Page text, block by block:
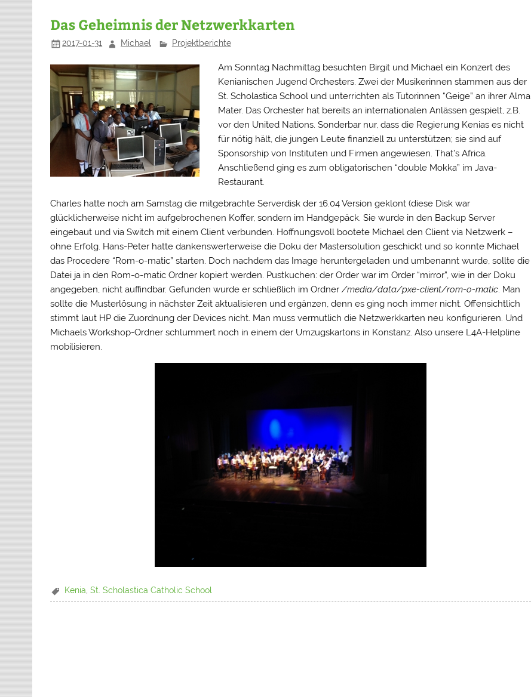
Das Geheimnis der Netzwerkkarten
2017-01-31 Michael Projektberichte
Am Sonntag Nachmittag besuchten Birgit und Michael ein Konzert des
Kenianischen Jugend Orchesters. Zwei der Musikerinnen stammen aus der
St. Scholastica School und unterrichten als Tutorinnen “Geige” an ihrer Alma
Mater. Das Orchester hat bereits an internationalen Anlässen gespielt, z.B.
vor den United Nations. Sonderbar nur, dass die Regierung Kenias es nicht
für nötig hält, die jungen Leute finanziell zu unterstützen; sie sind auf
Sponsorship von Instituten und Firmen angewiesen. That’s Africa.
Anschließend ging es zum obligatorischen “double Mokka” im Java-
Restaurant.
Charles hatte noch am Samstag die mitgebrachte Serverdisk der 16.04 Version geklont (diese Disk war
glücklicherweise nicht im aufgebrochenen Koffer, sondern im Handgepäck. Sie wurde in den Backup Server
eingebaut und via Switch mit einem Client verbunden. Hoffnungsvoll bootete Michael den Client via Netzwerk –
ohne Erfolg. Hans-Peter hatte dankenswerterweise die Doku der Mastersolution geschickt und so konnte Michael
das Procedere “Rom-o-matic” starten. Doch nachdem das Image heruntergeladen und umbenannt wurde, sollte die
Datei ja in den Rom-o-matic Ordner kopiert werden. Pustkuchen: der Order war im Order “mirror”, wie in der Doku
angegeben, nicht auffindbar. Gefunden wurde er schließlich im Ordner/media/data/pxe-client/rom-o-matic. Man
sollte die Musterlösung in nächster Zeit aktualisieren und ergänzen, denn es ging noch immer nicht. Offensichtlich
stimmt laut HP die Zuordnung der Devices nicht. Man muss vermutlich die Netzwerkkarten neu konfigurieren. Und
Michaels Workshop-Ordner schlummert noch in einem der Umzugskartons in Konstanz. Also unsere L4A-Helpline
mobilisieren.
Kenia ,St. Scholastica Catholic School